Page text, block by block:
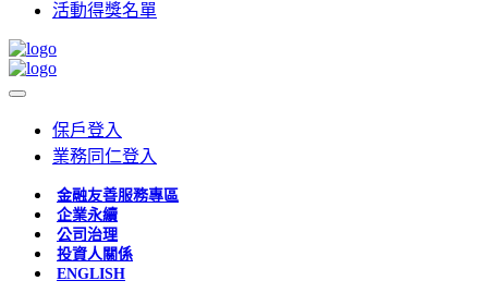
活動得獎名單
保戶登入
業務同仁登入
金融友善服務專區
企業永續
公司治理
投資人關係
ENGLISH